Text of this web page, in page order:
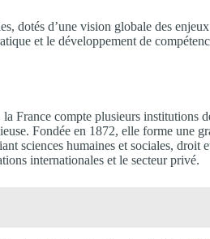
dotés d’une vision globale des
et le développement de
France compte plusieurs institutions
Fondée en 1872, elle forme une
sciences humaines et sociales, droit
internationales et le secteur privé.